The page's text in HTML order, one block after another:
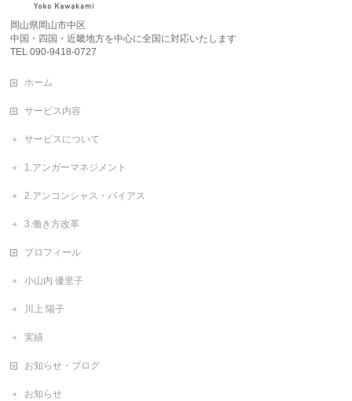
岡山県岡山市中区
中国・四国・近畿地方を中心に全国に対応いたします
TEL 090-9418-0727
ホーム
サービス内容
サービスについて
1.アンガーマネジメント
2.アンコンシャス・バイアス
3.働き方改革
プロフィール
小山内 優里子
川上 陽子
実績
お知らせ・ブログ
お知らせ